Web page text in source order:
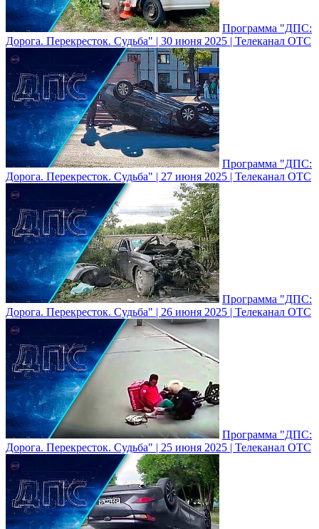
Программа "ДПС:
Дорога. Перекресток. Судьба" | 30 июня 2025 | Телеканал ОТС
Программа "ДПС:
Дорога. Перекресток. Судьба" | 27 июня 2025 | Телеканал ОТС
Программа "ДПС:
Дорога. Перекресток. Судьба" | 26 июня 2025 | Телеканал ОТС
Программа "ДПС:
Дорога. Перекресток. Судьба" | 25 июня 2025 | Телеканал ОТС